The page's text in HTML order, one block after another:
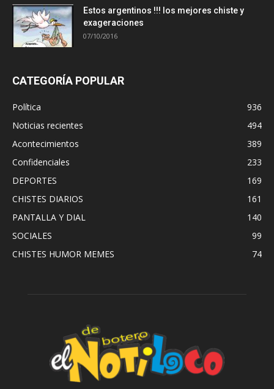
Estos argentinos !!! los mejores chiste y
exageraciones
07/10/2016
CATEGORÍA POPULAR
Política
936
Noticias recientes
494
Acontecimientos
389
Confidenciales
233
DEPORTES
169
CHISTES DIARIOS
161
PANTALLA Y DIAL
140
SOCIALES
99
CHISTES HUMOR MEMES
74